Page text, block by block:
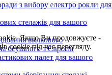
з вибору електро рокли для
стелажів для вашого
вилкового
беушного з Європи
палет для вашого
Якщо Ви продовжуєте -
cookie під час перегляду.